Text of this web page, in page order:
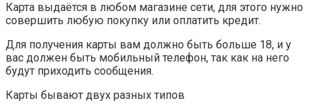
Карта выдаётся в любом магазине сети, для этого нужно
совершить любую покупку или оплатить кредит.
Для получения карты вам должно быть больше 18, и у
вас должен быть мобильный телефон, так как на него
будут приходить сообщения.
Карты бывают двух разных типов